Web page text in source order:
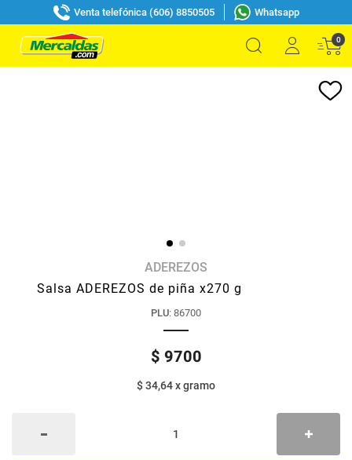
Venta telefónica (606) 8850505 Whatsapp
0
ADEREZOS
Salsa ADEREZOS de piña x270 g
PLU: 86700
$ 9700
$ 34,64xgramo